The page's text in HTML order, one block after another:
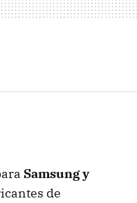
Samsung y
de